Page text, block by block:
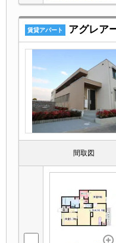
賃貸アパート アグレア
間取図